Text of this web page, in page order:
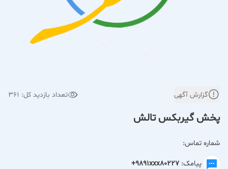
گزارش آگهی تعداد بازدید کل: 361
پخش گیربکس تالش
شماره تماس:
پیامک: +9891xxx80227